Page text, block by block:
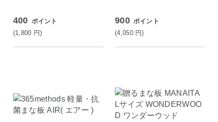
400 ポイント
(1,800 円)
900 ポイント
(4,050 円)